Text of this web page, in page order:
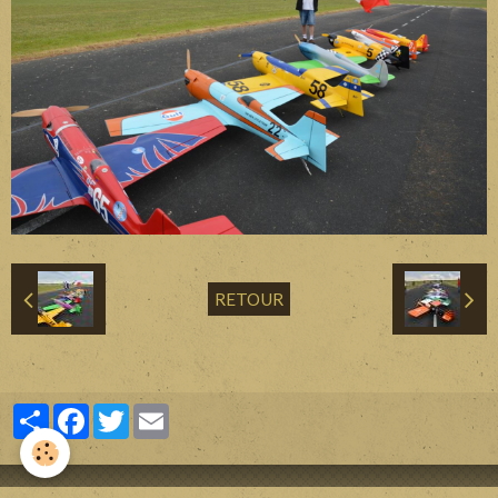
Divers
Liens
Contact
RETOUR
PartagerFacebook
Twitter